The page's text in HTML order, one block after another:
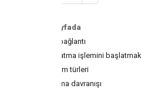
Bu sayfada
Derin bağlantı
Oynatma işlemini
Platform türleri
Oynatma davranışı